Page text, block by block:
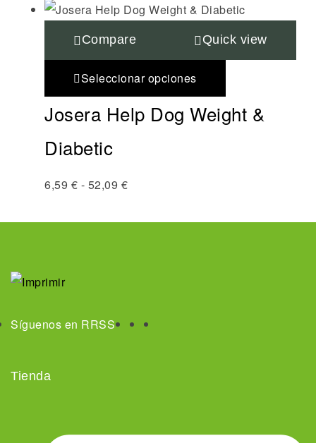
Compare Quick view
Seleccionar opciones
Josera Help Dog Weight &
Diabetic
6,59 € - 52,09 €
Síguenos en RRSS
Tienda